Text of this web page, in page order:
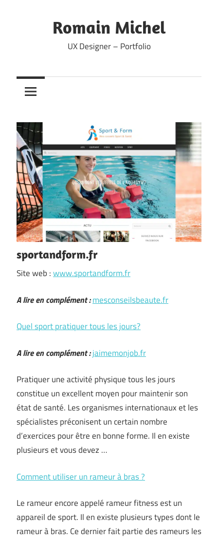
Romain Michel
UX Designer – Portfolio
sportandform.fr
Site web :www.sportandform.fr
A lire en complément :mesconseilsbeaute.fr
Quel sport pratiquer tous les jours?
A lire en complément :jaimemonjob.fr
Pratiquer une activité physique tous les jours
constitue un excellent moyen pour maintenir son
état de santé. Les organismes internationaux et les
spécialistes préconisent un certain nombre
d’exercices pour être en bonne forme. Il en existe
plusieurs et vous devez …
Comment utiliser un rameur à bras ?
Le rameur encore appelé rameur fitness est un
appareil de sport. Il en existe plusieurs types dont le
rameur à bras. Ce dernier fait partie des rameurs les